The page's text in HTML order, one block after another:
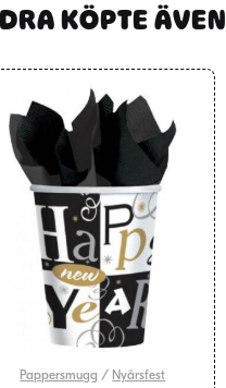
KÖPTE ÄVEN
Pappersmugg / Nyårsfest